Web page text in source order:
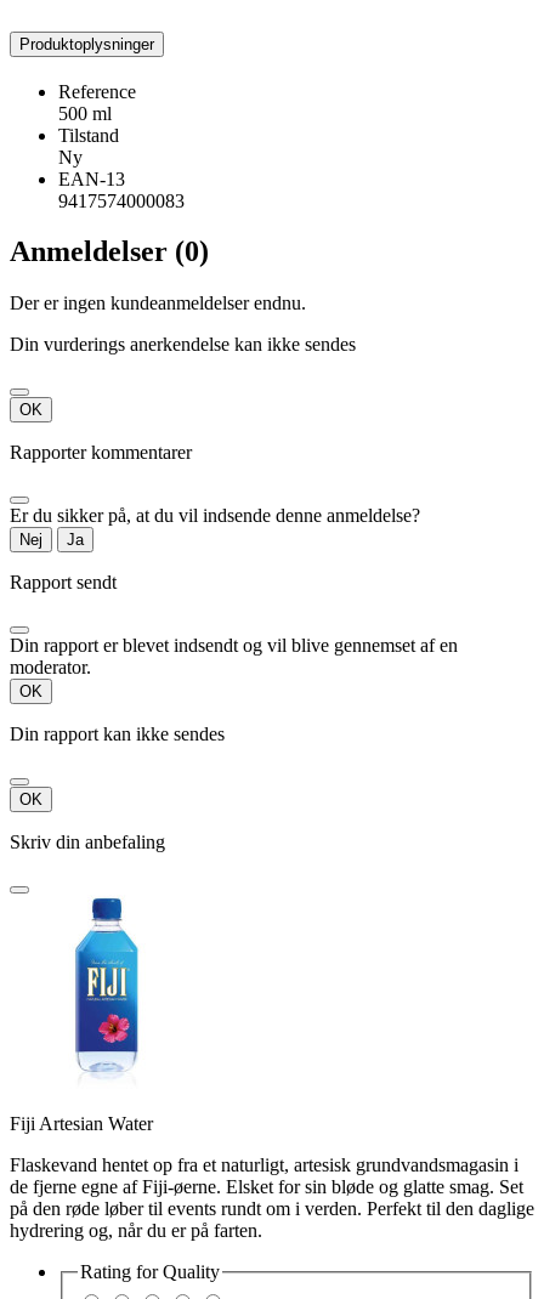
Produktoplysninger
Reference
500 ml
Tilstand
Ny
EAN-13
9417574000083
Anmeldelser (0)
Der er ingen kundeanmeldelser endnu.
Din vurderings anerkendelse kan ikke sendes
OK
Rapporter kommentarer
Er du sikker på, at du vil indsende denne anmeldelse?
Nej Ja
Rapport sendt
Din rapport er blevet indsendt og vil blive gennemset af en
moderator.
OK
Din rapport kan ikke sendes
OK
Skriv din anbefaling
Fiji Artesian Water
Flaskevand hentet op fra et naturligt, artesisk grundvandsmagasin i
de fjerne egne af Fiji-øerne. Elsket for sin bløde og glatte smag. Set
på den røde løber til events rundt om i verden. Perfekt til den daglige
hydrering og, når du er på farten.
Rating forQuality